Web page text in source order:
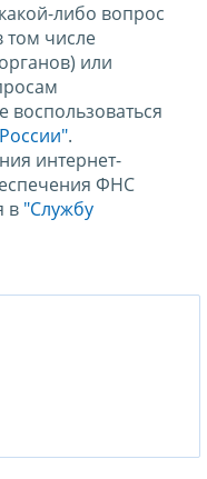
либо вопрос
том числе
или
.
интернет-
ФНС
в "Службу